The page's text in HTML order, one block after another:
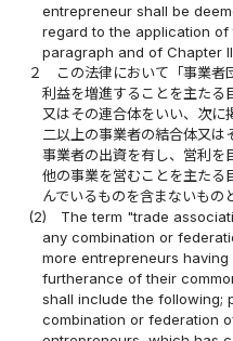
entrepreneur shall be
regard to the application
paragraph and of Chapter
２
この法律において「事業者
利益を増進することを主たる
又はその連合体をいい、次に
二以上の事業者の結合体又
事業者の出資を有し、営利を
他の事業を営むことを主たる
んでいるものを含まないもの
(2)
The term "trade
any combination or
more entrepreneurs
furtherance of their
shall include the following;
combination or federation